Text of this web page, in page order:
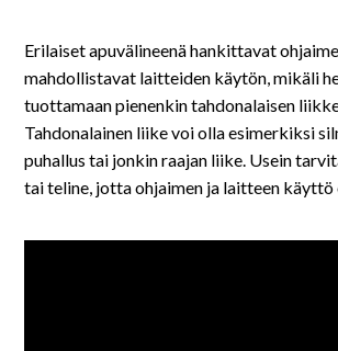
In English
Erilaiset apuvälineenä hankittavat
mahdollistavat laitteiden käytön, mikäli
tuottamaan pienenkin tahdonalaisen
Tahdonalainen liike voi olla esimerkiksi
puhallus tai jonkin raajan liike. Usein
tai teline, jotta ohjaimen ja laitteen käyttö